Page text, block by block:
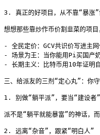
3. 真正的好项目，从不靠“暴涨”
想想那些靠炒作币价割韭菜的项
- 全民定价：GCV共识价写进主
- 场景为王：当你能用Pi买国产
- 长期主义：比特币用10年证明
三、给派友的三剂“定心丸”：你
1. 别做“躺平派”，要当“建设者”
派不是“躺平就能暴富”的神话，
2. 远离“杂音”，跟紧“明白人”